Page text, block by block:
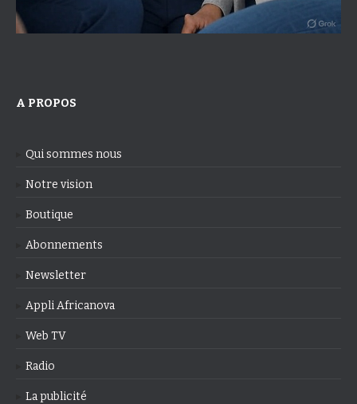
A PROPOS
Qui sommes nous
Notre vision
Boutique
Abonnements
Newsletter
Appli Africanova
Web TV
Radio
La publicité